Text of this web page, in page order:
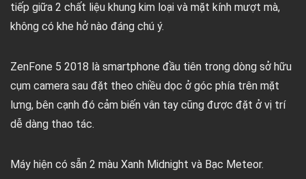
tiếp giữa 2 chất liệu khung kim loại và mặt kính mượt mà,
không có khe hở nào đáng chú ý.
ZenFone 5 2018 là smartphone đầu tiên trong dòng sở hữu
cụm camera sau đặt theo chiều dọc ở góc phía trên mặt
lưng, bên cạnh đó cảm biến vân tay cũng được đặt ở vị trí
dễ dàng thao tác.
Máy hiện có sẵn 2 màu Xanh Midnight và Bạc Meteor.